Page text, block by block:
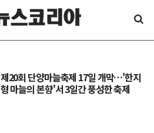
제20회 단양마늘축제 17일 개막…'한지
형 마늘의 본향'서 3일간 풍성한 축제